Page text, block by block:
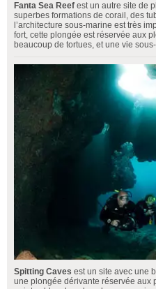
Fanta Sea Reef est un autre site de
superbes formations de corail, des
l’architecture sous-marine est très
fort, cette plongée est réservée aux
beaucoup de tortues, et une vie
Spitting Caves est un site avec une
une plongée dérivante réservée aux